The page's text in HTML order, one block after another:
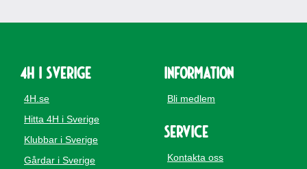
4H i Sverige
4H.se
Hitta 4H i Sverige
Klubbar i Sverige
Gårdar i Sverige
Information
Bli medlem
Service
Kontakta oss